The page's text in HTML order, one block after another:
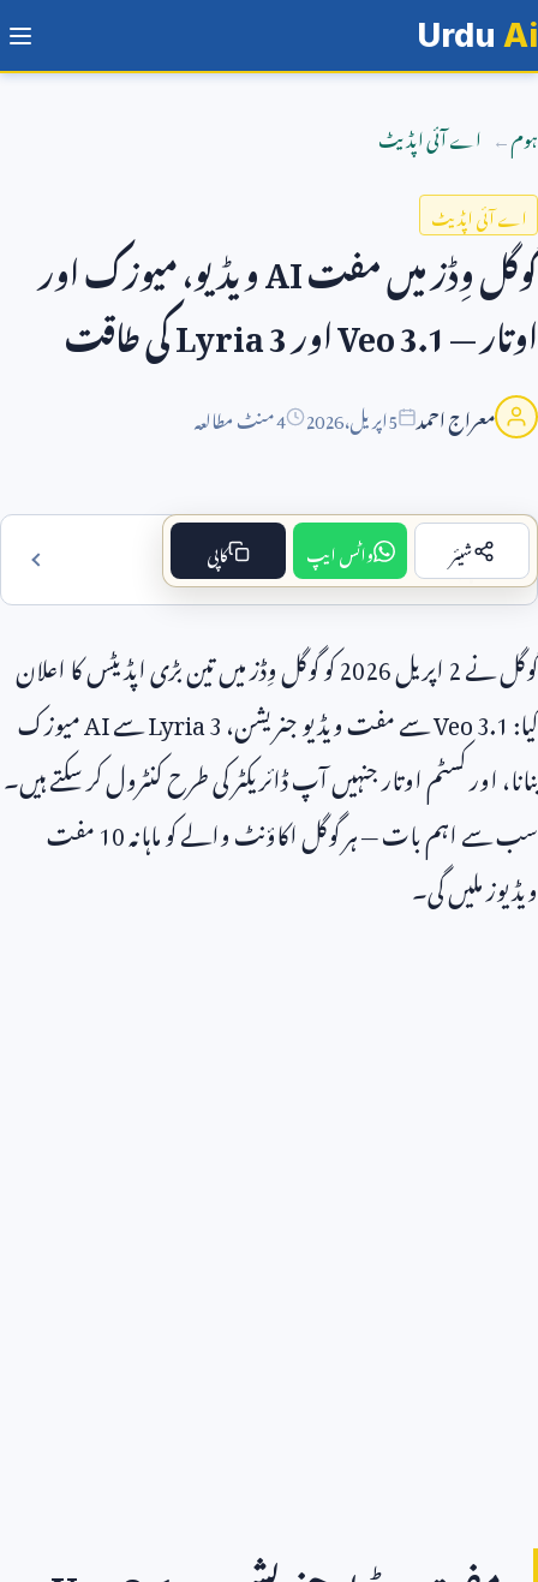
Urdu Ai
ہوم اے آئی اپڈیٹ
اے آئی اپڈیٹ
گوگل وِڈز میں مفتAIویڈیو، میوزک اور
اوتار —Veo 3.1اورLyria 3کی طاقت
معراج احمد 5اپریل،2026 4 منٹ مطالعہ
فہرست مضمون
گوگل نے2اپریل2026کو گوگل وِڈز میں تین بڑی اپڈیٹس کا اعلان
کیا:Veo 3.1سے مفت ویڈیو جنریشن،Lyria 3سےAIمیوزک
بنانا، اور کسٹم اوتار جنہیں آپ ڈائریکٹر کی طرح کنٹرول کر سکتے ہیں۔
سب سے اہم بات — ہر گوگل اکاؤنٹ والے کو ماہانہ10مفت
ویڈیوز ملیں گی۔
شیئر واٹس ایپ کاپی